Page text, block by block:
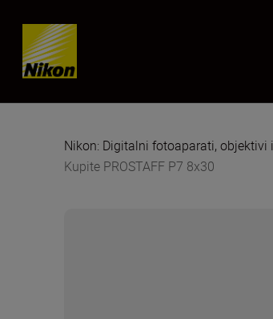
Skip content
Nikon: Digitalni fotoaparati,
Kupite PROSTAFF P7 8x30